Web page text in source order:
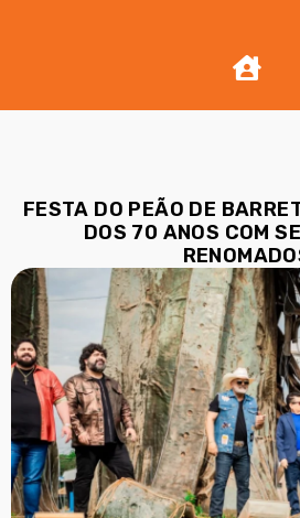
FESTA DO PEÃO DE
DOS 70 ANOS COM